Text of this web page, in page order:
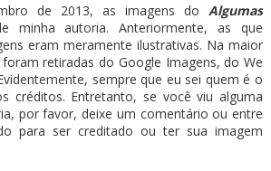
de 2013, as imagens doAlgumas
minha autoria. Anteriormente, as que
eram meramente ilustrativas. Na maior
retiradas do Google Imagens, do We
sempre que eu sei quem é o
créditos. Entretanto, se você viu alguma
por favor, deixe um comentário ou entre
para ser creditado ou ter sua imagem